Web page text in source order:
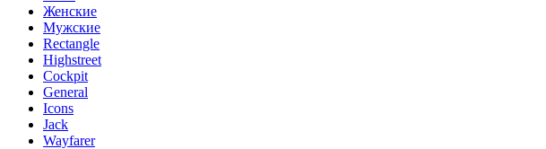
Женские
Мужские
Rectangle
Highstreet
Cockpit
General
Icons
Jack
Wayfarer